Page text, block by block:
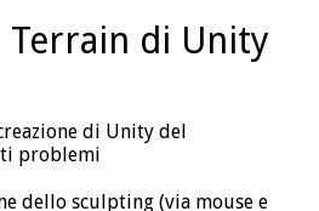
di Unity
di Unity del
problemi
dello sculpting (via mouse e